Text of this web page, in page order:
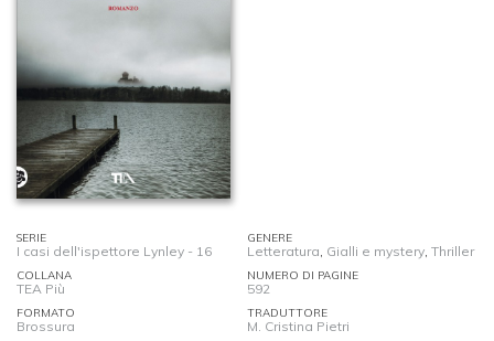
SERIE
I casi dell'ispettore Lynley - 16
GENERE
Letteratura Gialli e mystery Thriller
COLLANA
TEA Più
NUMERO DI PAGINE
592
FORMATO
Brossura
TRADUTTORE
M. Cristina Pietri